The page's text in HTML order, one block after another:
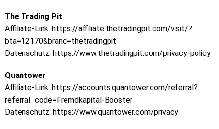
The Trading Pit
Affiliate-Link: https://affiliate.thetradingpit.com/visit/?
bta=12170&brand=thetradingpit
Datenschutz: https://www.thetradingpit.com/privacy-policy
Quantower
Affiliate-Link: https://accounts.quantower.com/referral?
referral_code=Fremdkapital-Booster
Datenschutz: https://www.quantower.com/privacy